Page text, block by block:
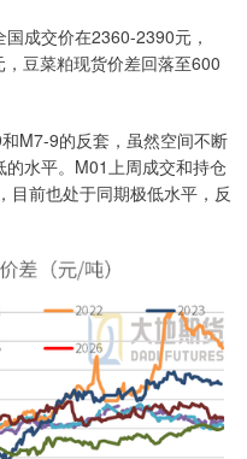
成交价在2360-2390元，
豆菜粕现货价差回落至600
M7-9的反套，虽然空间不断
水平。M01上周成交和持仓
目前也处于同期极低水平，反